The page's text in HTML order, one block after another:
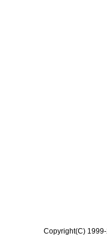
Copyright(C)